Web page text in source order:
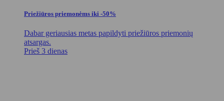
Priežiūros priemonėms iki -50%
Dabar geriausias metas papildyti priežiūros priemonių
atsargas.
Prieš 3 dienas